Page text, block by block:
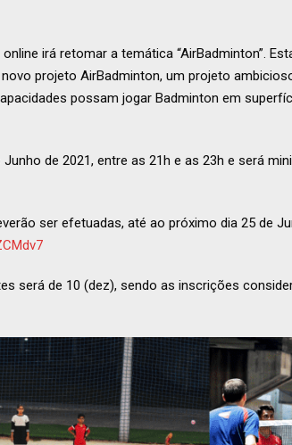
irá retomar a temática “AirBadminton”.
projeto AirBadminton, um projeto
possam jogar Badminton em
de 2021, entre as 21h e as 23h e será
ser efetuadas, até ao próximo dia 25 de
será de 10 (dez), sendo as inscrições